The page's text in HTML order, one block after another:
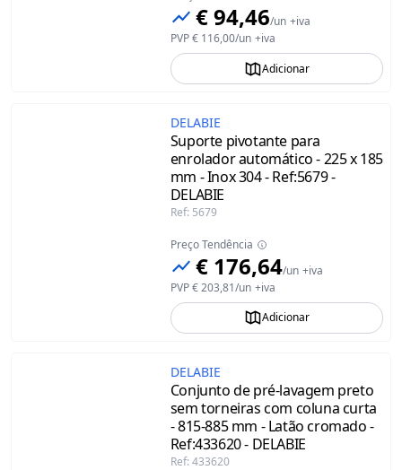
€ 94,46/un +iva
PVP€ 116,00/un +iva
Adicionar
DELABIE
Suporte pivotante para
enrolador automático - 225 x 185
mm - Inox 304 - Ref:5679 -
DELABIE
Ref: 5679
Preço Tendência
€ 176,64/un +iva
PVP€ 203,81/un +iva
Adicionar
DELABIE
Conjunto de pré-lavagem preto
sem torneiras com coluna curta
- 815-885 mm - Latão cromado -
Ref:433620 - DELABIE
Ref: 433620